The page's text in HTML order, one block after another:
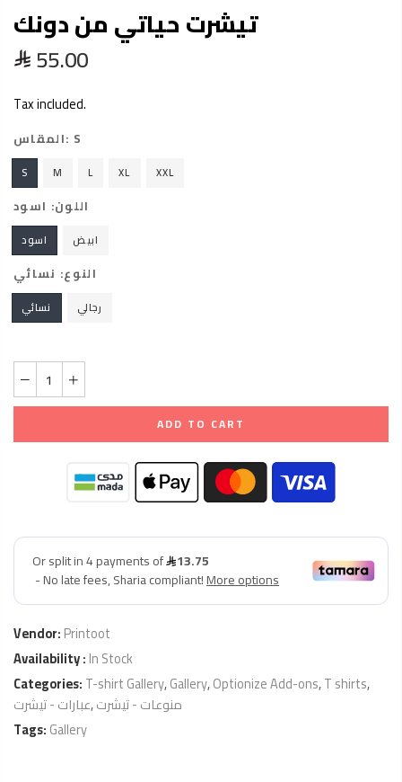
تيشرت حياتي من دونك
55.00
Tax included.
المقاس: S
S M L XL XXL
اللون: اسود
اسود ابيض
النوع: نسائي
نسائي رجالي
ADD TO CART
Vendor:Printoot
Availability :In Stock
Categories:T-shirt Gallery,Gallery,Optionize Add-ons,T shirts,
عبارات - تيشرت,منوعات - تيشرت
Tags:Gallery